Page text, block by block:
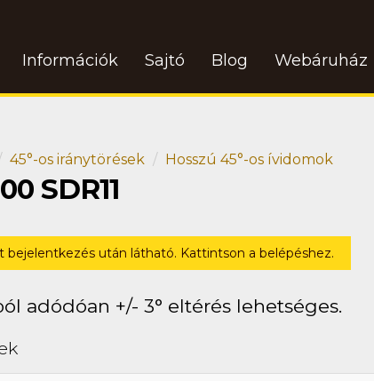
Információk Sajtó Blog Webáruház
45°-os iránytörések Hosszú 45°-os ívidomok
SDR11
bejelentkezés után látható. Kattintson a belépéshez.
adódóan +/- 3° eltérés lehetséges.